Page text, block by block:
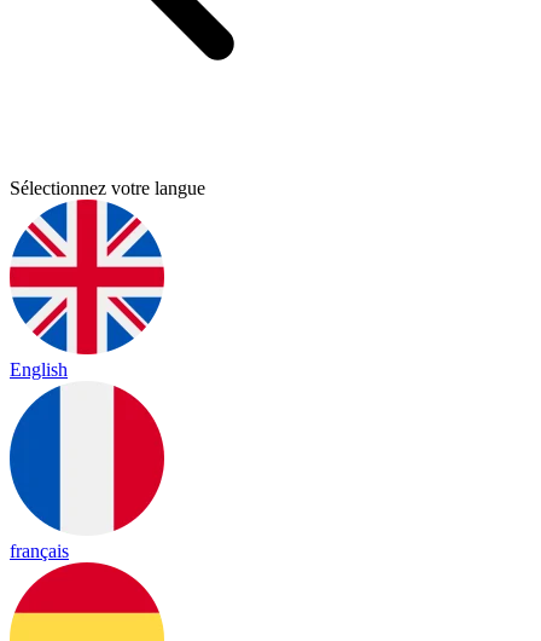
Sélectionnez votre langue
English
français